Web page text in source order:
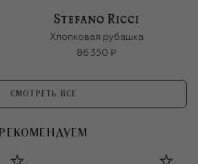
Хлопковая рубашка
86 350 ₽
СМОТРЕТЬ ВСЕ
РЕКОМЕНДУЕМ